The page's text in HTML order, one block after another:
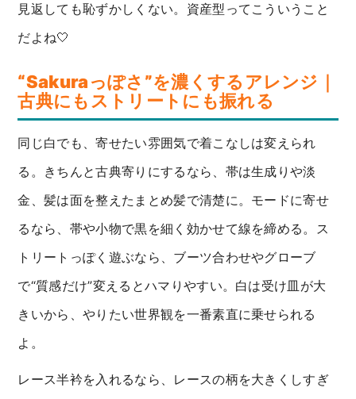
見返しても恥ずかしくない。資産型ってこういうこと
だよね🤍
“Sakuraっぽさ”を濃くするアレンジ｜
古典にもストリートにも振れる
同じ白でも、寄せたい雰囲気で着こなしは変えられ
る。きちんと古典寄りにするなら、帯は生成りや淡
金、髪は面を整えたまとめ髪で清楚に。モードに寄せ
るなら、帯や小物で黒を細く効かせて線を締める。ス
トリートっぽく遊ぶなら、ブーツ合わせやグローブ
で“質感だけ”変えるとハマりやすい。白は受け皿が大
きいから、やりたい世界観を一番素直に乗せられる
よ。
レース半衿を入れるなら、レースの柄を大きくしすぎ